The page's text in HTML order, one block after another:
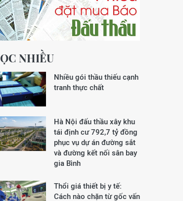
ĐỌC NHIỀU
Nhiều gói thầu thiếu cạnh
tranh thực chất
Hà Nội đấu thầu xây khu
tái định cư 792,7 tỷ đồng
phục vụ dự án đường sắt
và đường kết nối sân bay
gia Bình
Thổi giá thiết bị y tế:
Cách nào chặn từ gốc vấn